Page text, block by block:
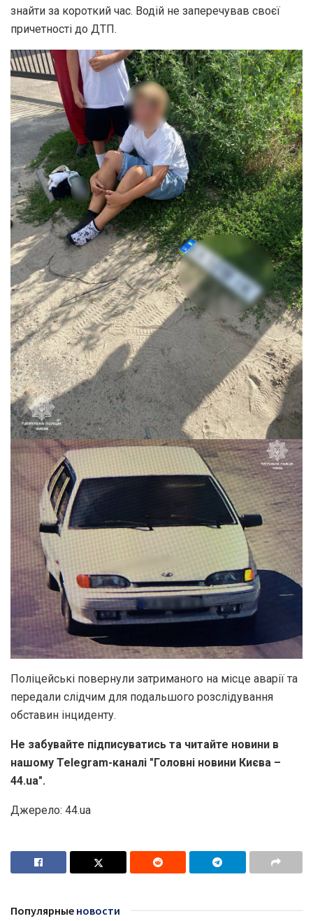
знайти за короткий час. Водій не заперечував своєї
причетності до ДТП.
Поліцейські повернули затриманого на місце аварії та
передали слідчим для подальшого розслідування
обставин інциденту.
Не забувайте підписуватись та читайте новини в
нашому Telegram-каналі "Головні новини Києва –
44.ua".
Джерело: 44.ua
Популярные новости